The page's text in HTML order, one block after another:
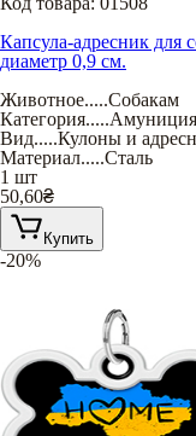
Капсула-адресник для
диаметр 0,9 см.
Животное.....Собакам
Категория.....Амуниция
Вид.....Кулоны и
Материал.....Сталь
1 шт
50,60₴
Купить
-20%